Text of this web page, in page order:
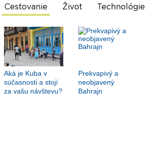
Cestovanie Život Technológie
Aká je Kuba v
súčasnosti a stojí
za vašu návštevu?
Prekvapivý a
neobjavený
Bahrajn